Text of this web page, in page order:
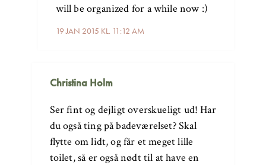
19 JAN 2015 KL. 11:12 AM
will be organized for a while now :)
Christina Holm
Ser fint og dejligt overskueligt ud! Har
du også ting på badeværelset? Skal
flytte om lidt, og får et meget lille
toilet, så er også nødt til at have en